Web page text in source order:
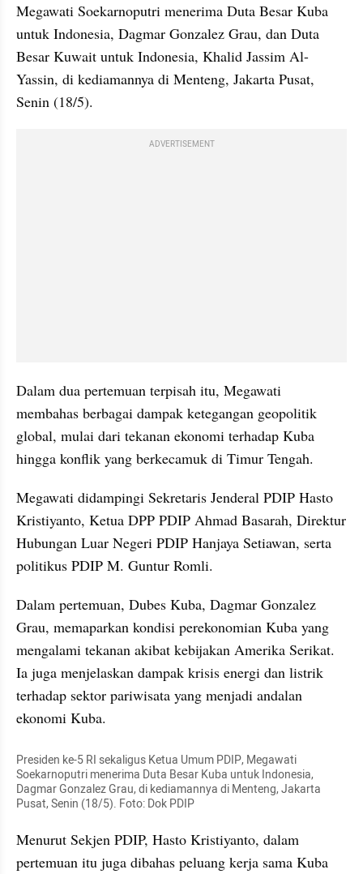
Megawati Soekarnoputri menerima Duta Besar Kuba
untuk Indonesia, Dagmar Gonzalez Grau, dan Duta
Besar Kuwait untuk Indonesia, Khalid Jassim Al-
Yassin, di kediamannya di Menteng, Jakarta Pusat,
Senin (18/5).
ADVERTISEMENT
Dalam dua pertemuan terpisah itu, Megawati
membahas berbagai dampak ketegangan geopolitik
global, mulai dari tekanan ekonomi terhadap Kuba
hingga konflik yang berkecamuk di Timur Tengah.
Megawati didampingi Sekretaris Jenderal PDIP Hasto
Kristiyanto, Ketua DPP PDIP Ahmad Basarah, Direktur
Hubungan Luar Negeri PDIP Hanjaya Setiawan, serta
politikus PDIP M. Guntur Romli.
Dalam pertemuan, Dubes Kuba, Dagmar Gonzalez
Grau, memaparkan kondisi perekonomian Kuba yang
mengalami tekanan akibat kebijakan Amerika Serikat.
Ia juga menjelaskan dampak krisis energi dan listrik
terhadap sektor pariwisata yang menjadi andalan
ekonomi Kuba.
Presiden ke-5 RI sekaligus Ketua Umum PDIP, Megawati
Soekarnoputri menerima Duta Besar Kuba untuk Indonesia,
Dagmar Gonzalez Grau, di kediamannya di Menteng, Jakarta
Pusat, Senin (18/5). Foto: Dok PDIP
Menurut Sekjen PDIP, Hasto Kristiyanto, dalam
pertemuan itu juga dibahas peluang kerja sama Kuba